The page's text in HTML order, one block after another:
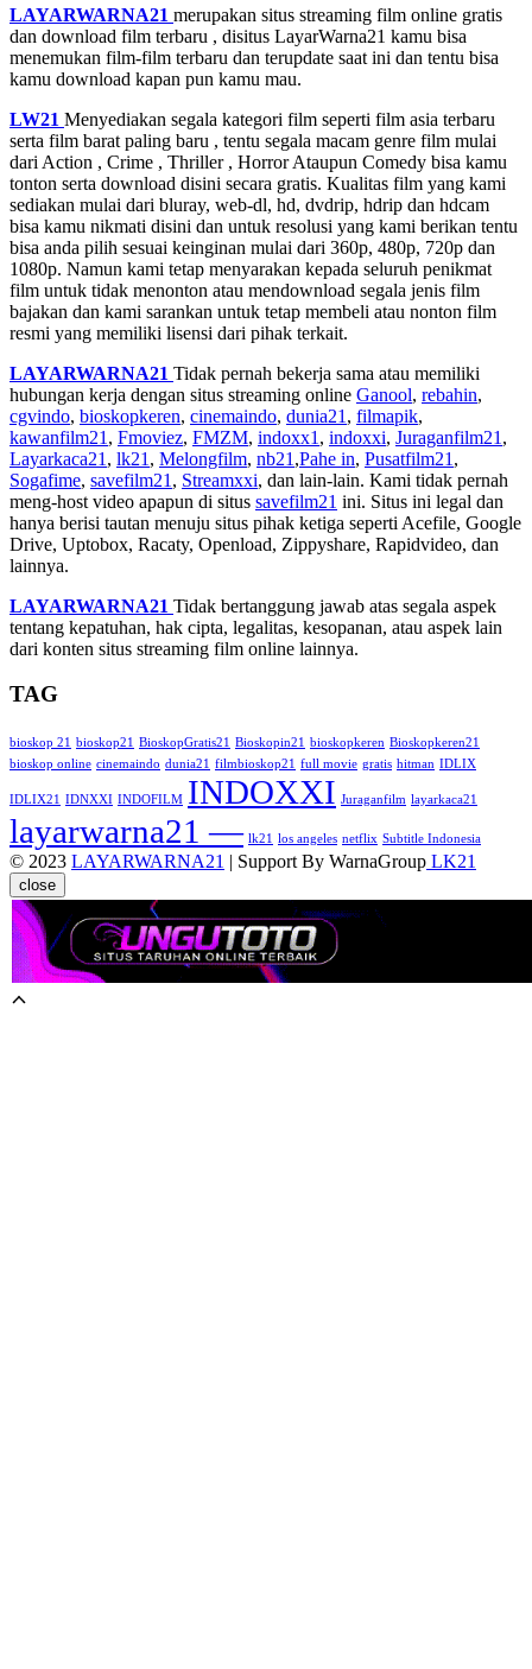
LAYARWARNA21 merupakan situs streaming film online gratis
dan download film terbaru , disitus LayarWarna21 kamu bisa
menemukan film-film terbaru dan terupdate saat ini dan tentu bisa
kamu download kapan pun kamu mau.
LW21 Menyediakan segala kategori film seperti film asia terbaru
serta film barat paling baru , tentu segala macam genre film mulai
dari Action , Crime , Thriller , Horror Ataupun Comedy bisa kamu
tonton serta download disini secara gratis. Kualitas film yang kami
sediakan mulai dari bluray, web-dl, hd, dvdrip, hdrip dan hdcam
bisa kamu nikmati disini dan untuk resolusi yang kami berikan tentu
bisa anda pilih sesuai keinginan mulai dari 360p, 480p, 720p dan
1080p. Namun kami tetap menyarakan kepada seluruh penikmat
film untuk tidak menonton atau mendownload segala jenis film
bajakan dan kami sarankan untuk tetap membeli atau nonton film
resmi yang memiliki lisensi dari pihak terkait.
LAYARWARNA21 Tidak pernah bekerja sama atau memiliki
hubungan kerja dengan situs streaming online Ganool, rebahin,
cgvindo, bioskopkeren, cinemaindo, dunia21 , filmapik,
kawanfilm21 , Fmoviez, FMZM, indoxx1 , indoxxi, Juraganfilm21 ,
Layarkaca21 , lk21 , Melongfilm, nb21 ,Pahe in, Pusatfilm21 ,
Sogafime, savefilm21 , Streamxxi, dan lain-lain. Kami tidak pernah
meng-host video apapun di situs savefilm21 ini. Situs ini legal dan
hanya berisi tautan menuju situs pihak ketiga seperti Acefile, Google
Drive, Uptobox, Racaty, Openload, Zippyshare, Rapidvideo, dan
lainnya.
LAYARWARNA21 Tidak bertanggung jawab atas segala aspek
tentang kepatuhan, hak cipta, legalitas, kesopanan, atau aspek lain
dari konten situs streaming film online lainnya.
TAG
bioskop 21 bioskop21 BioskopGratis21 Bioskopin21 bioskopkeren Bioskopkeren21
bioskop online cinemaindo dunia21 filmbioskop21 full movie gratis hitman IDLIX
IDLIX21 IDNXXI INDOFILM INDOXXI Juraganfilm layarkaca21
layarwarna21 — lk21 los angeles netflix Subtitle Indonesia
© 2023 LAYARWARNA21 | Support By WarnaGroup LK21
close